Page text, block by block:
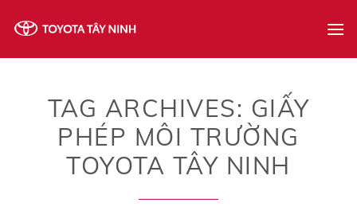
TAG ARCHIVES: GIẤY
PHÉP MÔI TRƯỜNG
TOYOTA TÂY NINH